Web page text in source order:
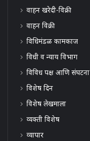
वाहन खरेदी-विक्री
वाहन विक्री
विधिमंडळ कामकाज
विधी व न्याय विभाग
विविध पक्ष आणि संघटना
विशेष दिन
विशेष लेखमाला
व्यक्ती विशेष
व्यापार